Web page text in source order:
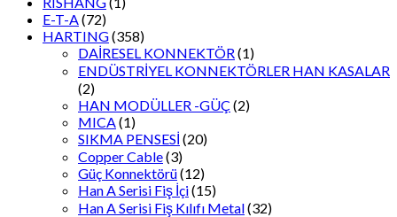
E-T-A(72)
HARTING(358)
DAİRESEL KONNEKTÖR(1)
ENDÜSTRİYEL KONNEKTÖRLER HAN KASALAR
(2)
HAN MODÜLLER -GÜÇ (2)
MICA(1)
SIKMA PENSESİ (20)
Copper Cable(3)
Güç Konnektörü(12)
Han A Serisi Fiş İçi(15)
Han A Serisi Fiş Kılıfı Metal(32)